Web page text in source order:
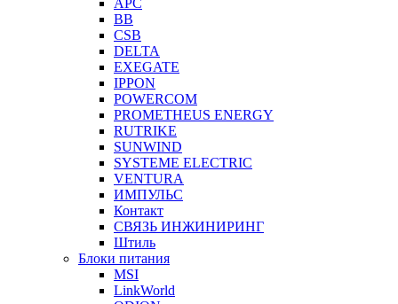
APC
BB
CSB
DELTA
EXEGATE
IPPON
POWERCOM
PROMETHEUS ENERGY
RUTRIKE
SUNWIND
SYSTEME ELECTRIC
VENTURA
ИМПУЛЬС
Контакт
СВЯЗЬ ИНЖИНИРИНГ
Штиль
Блоки питания
MSI
LinkWorld